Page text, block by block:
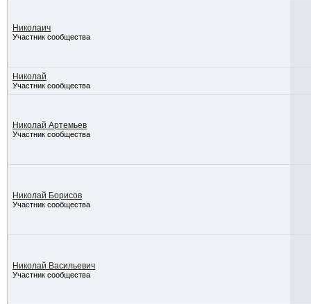
Николаич
Участник сообщества
Николай
Участник сообщества
Николай Артемьев
Участник сообщества
Николай Борисов
Участник сообщества
Николай Васильевич
Участник сообщества